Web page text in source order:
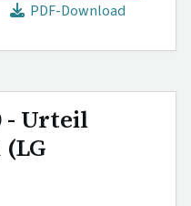
PDF-Download
- Urteil